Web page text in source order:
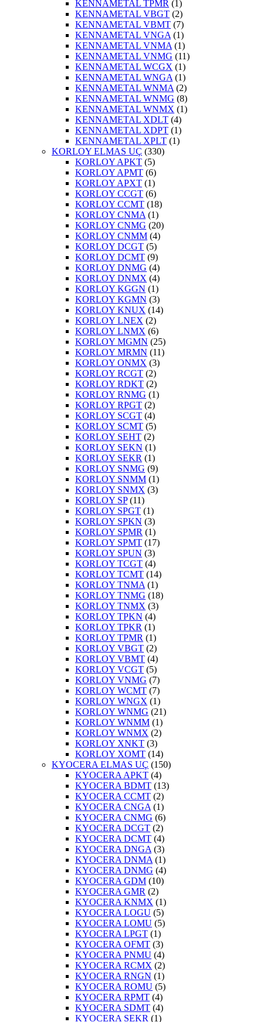
KENNAMETAL TPMR (1)
KENNAMETAL VBGT (2)
KENNAMETAL VBMT (7)
KENNAMETAL VNGA (1)
KENNAMETAL VNMA (1)
KENNAMETAL VNMG (11)
KENNAMETAL WCGX (1)
KENNAMETAL WNGA (1)
KENNAMETAL WNMA (2)
KENNAMETAL WNMG (8)
KENNAMETAL WNMX (1)
KENNAMETAL XDLT (4)
KENNAMETAL XDPT (1)
KENNAMETAL XPLT (1)
KORLOY ELMAS UÇ (330)
KORLOY APKT (5)
KORLOY APMT (6)
KORLOY APXT (1)
KORLOY CCGT (6)
KORLOY CCMT (18)
KORLOY CNMA (1)
KORLOY CNMG (20)
KORLOY CNMM (4)
KORLOY DCGT (5)
KORLOY DCMT (9)
KORLOY DNMG (4)
KORLOY DNMX (4)
KORLOY KGGN (1)
KORLOY KGMN (3)
KORLOY KNUX (14)
KORLOY LNEX (2)
KORLOY LNMX (6)
KORLOY MGMN (25)
KORLOY MRMN (11)
KORLOY ONMX (3)
KORLOY RCGT (2)
KORLOY RDKT (2)
KORLOY RNMG (1)
KORLOY RPGT (2)
KORLOY SCGT (4)
KORLOY SCMT (5)
KORLOY SEHT (2)
KORLOY SEKN (1)
KORLOY SEKR (1)
KORLOY SNMG (9)
KORLOY SNMM (1)
KORLOY SNMX (3)
KORLOY SP(11)
KORLOY SPGT (1)
KORLOY SPKN (3)
KORLOY SPMR (1)
KORLOY SPMT (17)
KORLOY SPUN (3)
KORLOY TCGT (4)
KORLOY TCMT (14)
KORLOY TNMA (1)
KORLOY TNMG (18)
KORLOY TNMX (3)
KORLOY TPKN (4)
KORLOY TPKR (1)
KORLOY TPMR (1)
KORLOY VBGT (2)
KORLOY VBMT (4)
KORLOY VCGT (5)
KORLOY VNMG (7)
KORLOY WCMT (7)
KORLOY WNGX (1)
KORLOY WNMG (21)
KORLOY WNMM (1)
KORLOY WNMX (2)
KORLOY XNKT (3)
KORLOY XOMT (14)
KYOCERA ELMAS UÇ (150)
KYOCERA APKT (4)
KYOCERA BDMT (13)
KYOCERA CCMT (2)
KYOCERA CNGA (1)
KYOCERA CNMG (6)
KYOCERA DCGT (2)
KYOCERA DCMT (4)
KYOCERA DNGA (3)
KYOCERA DNMA (1)
KYOCERA DNMG (4)
KYOCERA GDM (10)
KYOCERA GMR (2)
KYOCERA KNMX (1)
KYOCERA LOGU (5)
KYOCERA LOMU (5)
KYOCERA LPGT (1)
KYOCERA OFMT (3)
KYOCERA PNMU (4)
KYOCERA RCMX (2)
KYOCERA RNGN (1)
KYOCERA ROMU (5)
KYOCERA RPMT (4)
KYOCERA SDMT (4)
KYOCERA SEKR (1)